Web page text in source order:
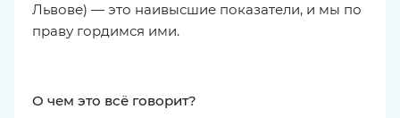
Львове) — это наивысшие показатели, и мы по
праву гордимся ими.
О чем это всё говорит?